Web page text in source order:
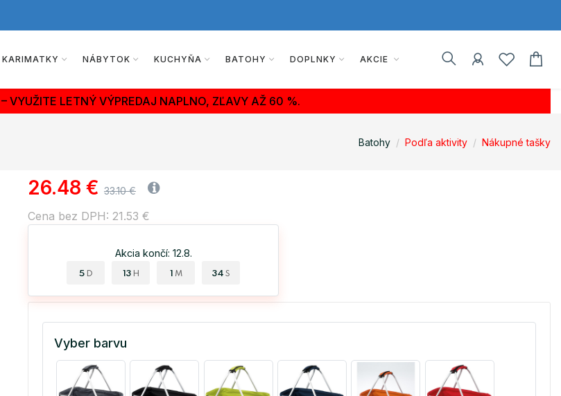
KARIMATKY NÁBYTOK KUCHYŇA BATOHY DOPLNKY AKCIE
VYUŽITE LETNÝ VÝPREDAJ NAPLNO, ZĽAVY AŽ 60 %.
Batohy Podľa aktivity Nákupné tašky
26.48 € 33.10 €
Cena bez DPH: 21.53 €
Akcia končí: 12.8.
5 D 13 H 1 M 33 S
Vyber barvu